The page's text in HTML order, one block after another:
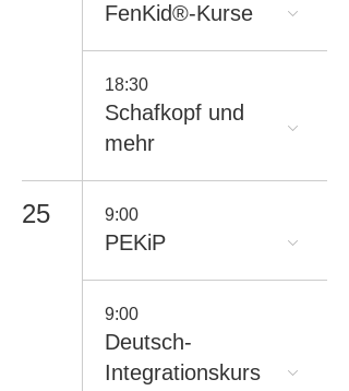
FenKid®-Kurse
18:30
Schafkopf und
mehr
25 9:00
PEKiP
9:00
Deutsch-
Integrationskurs